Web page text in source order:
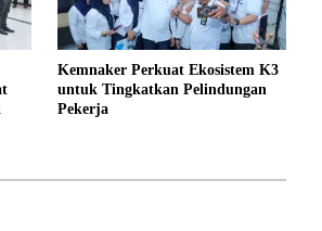
Kemnaker Perkuat Ekosistem K3
untuk Tingkatkan Pelindungan
Pekerja